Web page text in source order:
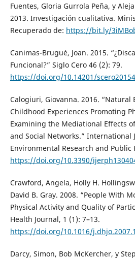
Fuentes, Gloria Gurrola Peña, y
2013. Investigación cualitativa.
Recuperado de: https://bit.ly/
Canimas-Brugué, Joan. 2015.
Funcional?” Siglo Cero 46 (2): 79.
https://doi.org/10.14201/
Calogiuri, Giovanna. 2016. “Natural
Childhood Experiences Promoting
Examining the Mediational Effects
and Social Networks.” International
Environmental Research and Public
https://doi.org/10.3390/
Crawford, Angela, Holly H.
David B. Gray. 2008. “People With
Physical Activity and Quality of
Health Journal, 1 (1): 7–13.
https://doi.org/10.1016/
Darcy, Simon, Bob McKercher, y